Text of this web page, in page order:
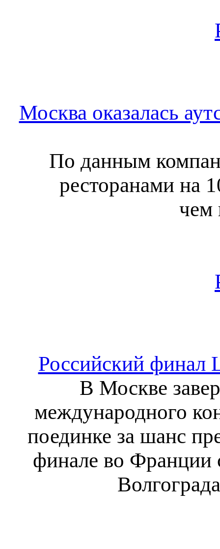
Москва оказалась
По данным
ресторанами на
чем
Российский финал
В Москве
международного
поединке за шанс
финале во Франции